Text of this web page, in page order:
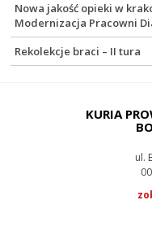
Nowa jakość opieki w
Modernizacja Pracowni
Rekolekcje braci – II tura
KURIA
ul.